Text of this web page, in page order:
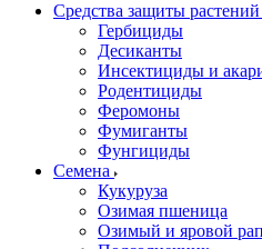
Средства защиты растений
Гербициды
Десиканты
Инсектициды и
Родентициды
Феромоны
Фумиганты
Фунгициды
Семена
Кукуруза
Озимая пшеница
Озимый и яровой